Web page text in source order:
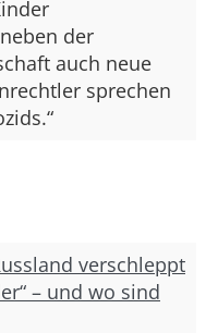
der
auch neue
sprechen
verschleppt
– und wo sind